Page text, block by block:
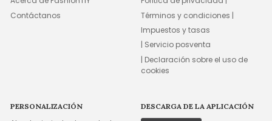
Contáctanos
Términos y condiciones |
Impuestos y tasas
| Servicio posventa
| Declaración sobre el uso de
cookies
PERSONALIZACIÓN DESCARGA DE LA APLICACIÓN